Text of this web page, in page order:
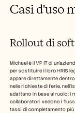
Casi d'uso
Rollout di
Michael è il VP IT di
per sostituire il loro HRIS
appare direttamente
nelle richieste di ferie,
adattano in base al ruolo: i
collaboratori vedono i
tassi di completamento più